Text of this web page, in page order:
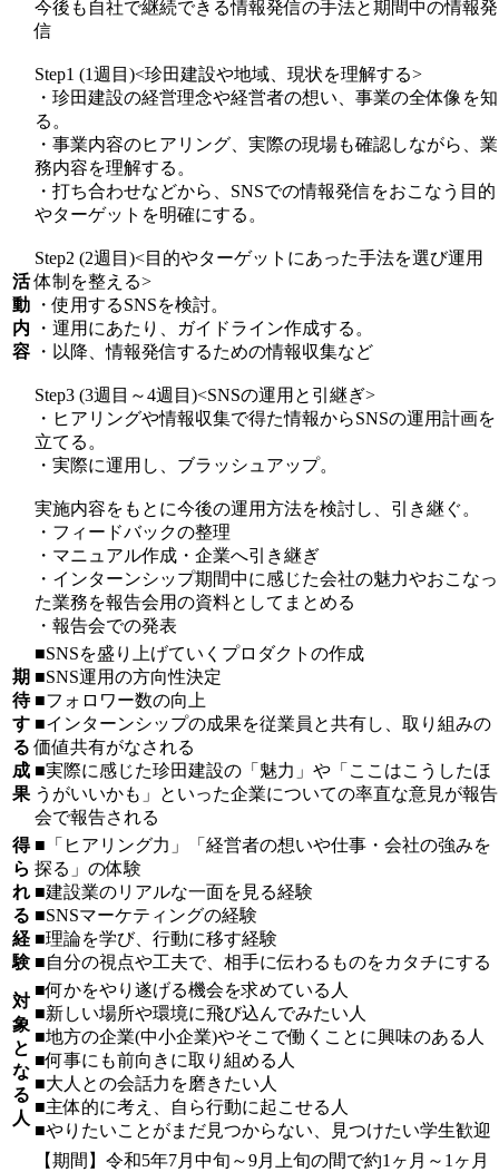
活
動
内
容
今後も自社で継続できる情報発信の手法と期間中の情報発
信
Step1 (1週目)<珍田建設や地域、現状を理解する>
・珍田建設の経営理念や経営者の想い、事業の全体像を知
る。
・事業内容のヒアリング、実際の現場も確認しながら、業
務内容を理解する。
・打ち合わせなどから、SNSでの情報発信をおこなう目的
やターゲットを明確にする。
Step2 (2週目)<目的やターゲットにあった手法を選び運用
体制を整える>
・使用するSNSを検討。
・運用にあたり、ガイドライン作成する。
・以降、情報発信するための情報収集など
Step3 (3週目～4週目)<SNSの運用と引継ぎ>
・ヒアリングや情報収集で得た情報からSNSの運用計画を
立てる。
・実際に運用し、ブラッシュアップ。
実施内容をもとに今後の運用方法を検討し、引き継ぐ。
・フィードバックの整理
・マニュアル作成・企業へ引き継ぎ
・インターンシップ期間中に感じた会社の魅力やおこなっ
た業務を報告会用の資料としてまとめる
・報告会での発表
期
待
す
る
成
果
■SNSを盛り上げていくプロダクトの作成
■SNS運用の方向性決定
■フォロワー数の向上
■インターンシップの成果を従業員と共有し、取り組みの
価値共有がなされる
■実際に感じた珍田建設の「魅力」や「ここはこうしたほ
うがいいかも」といった企業についての率直な意見が報告
会で報告される
得
ら
れ
る
経
験
■「ヒアリング力」「経営者の想いや仕事・会社の強みを
探る」の体験
■建設業のリアルな一面を見る経験
■SNSマーケティングの経験
■理論を学び、行動に移す経験
■自分の視点や工夫で、相手に伝わるものをカタチにする
対
象
と
な
る
人
■何かをやり遂げる機会を求めている人
■新しい場所や環境に飛び込んでみたい人
■地方の企業(中小企業)やそこで働くことに興味のある人
■何事にも前向きに取り組める人
■大人との会話力を磨きたい人
■主体的に考え、自ら行動に起こせる人
■やりたいことがまだ見つからない、見つけたい学生歓迎
【期間】令和5年7月中旬～9月上旬の間で約1ヶ月～1ヶ月